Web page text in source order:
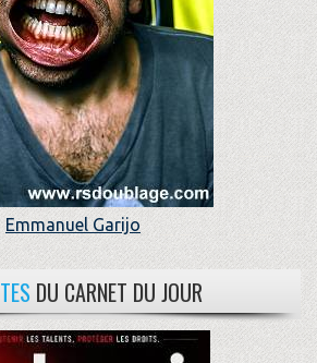
Emmanuel Garijo
DU CARNET DU JOUR